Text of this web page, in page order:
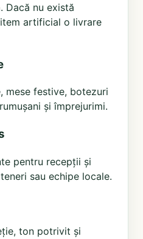
Dacă nu există
artificial o livrare
mese festive, botezuri
și împrejurimi.
pentru recepții și
sau echipe locale.
ton potrivit și